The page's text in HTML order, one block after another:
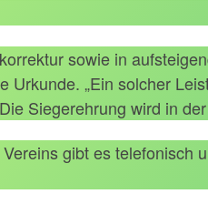
sowie in
„Ein solcher
Siegerehrung wird in
gibt es telefonisch